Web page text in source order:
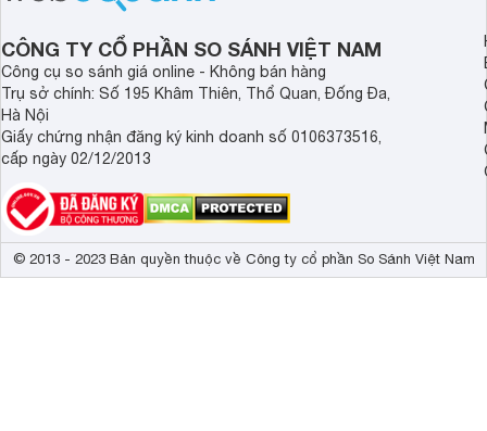
đủ sức thuyết phục người dùng?
CÔNG TY CỔ PHẦN SO SÁNH VIỆT NAM
Công cụ so sánh giá online - Không bán hàng
Trụ sở chính: Số 195 Khâm Thiên, Thổ Quan, Đống Đa,
Hà Nội
Giấy chứng nhận đăng ký kinh doanh số 0106373516,
cấp ngày 02/12/2013
© 2013 - 2023 Bản quyền thuộc về Công ty cổ phần So Sánh Việt Nam